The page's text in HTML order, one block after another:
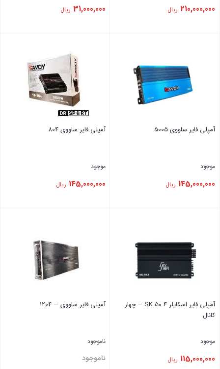
210,000,000 ریال 31,000,000 ریال
آمپلی فایر ‏ساووی 5005
موجود
145,000,000 ریال
آمپلی فایر ‏ساووی 804
موجود
145,000,000 ریال
آمپلی فایر اسکایلر 50.4 SK – چهار
کانال
موجود
115,000,000 ریال
آمپلی فایر ‏ساووی — ‏1204
ناموجود
ناموجود